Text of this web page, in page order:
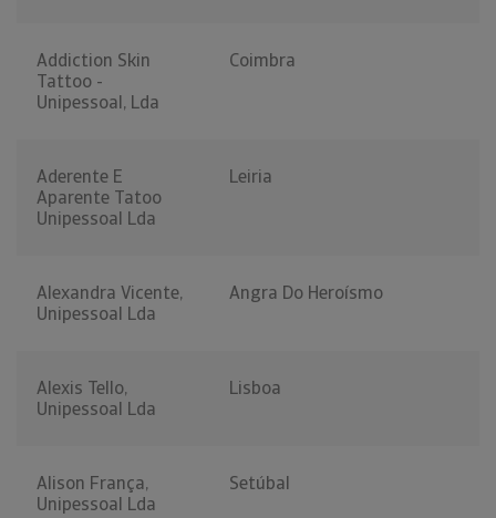
Addiction Skin
Tattoo -
Unipessoal, Lda
Coimbra
Aderente E
Aparente Tatoo
Unipessoal Lda
Leiria
Alexandra Vicente,
Unipessoal Lda
Angra Do Heroísmo
Alexis Tello,
Unipessoal Lda
Lisboa
Alison França,
Unipessoal Lda
Setúbal